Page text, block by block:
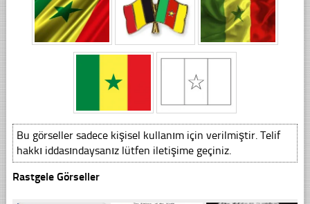
Bu görseller sadece kişisel kullanım için verilmiştir. Telif
hakkı iddasındaysanız lütfen iletişime geçiniz.
Rastgele Görseller